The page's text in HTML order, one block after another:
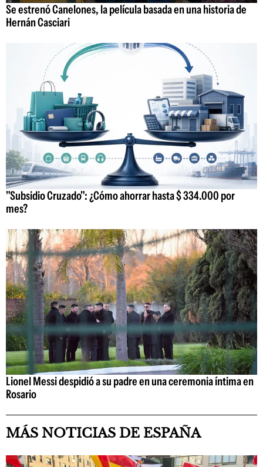
Se estrenó Canelones, la película basada en una historia de
Hernán Casciari
"Subsidio Cruzado": ¿Cómo ahorrar hasta $ 334.000 por
mes?
Lionel Messi despidió a su padre en una ceremonia íntima en
Rosario
MÁS NOTICIAS DE ESPAÑA